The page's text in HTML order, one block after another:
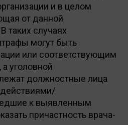
и в целом
от данной
таких случаях
могут быть
или соответствующим
уголовной
должностные лица
действиями/
к выявленным
причастность врача-